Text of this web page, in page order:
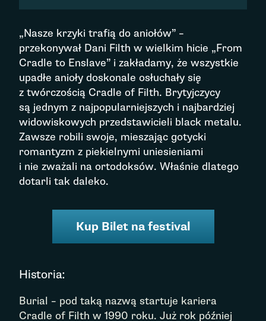
„Nasze krzyki trafią do aniołów” –
przekonywał Dani Filth w wielkim hicie „From
Cradle to Enslave” i zakładamy, że wszystkie
upadłe anioły doskonale osłuchały się
z twórczością Cradle of Filth. Brytyjczycy
są jednym z najpopularniejszych i najbardziej
widowiskowych przedstawicieli black metalu.
Zawsze robili swoje, mieszając gotycki
romantyzm z piekielnymi uniesieniami
i nie zważali na ortodoksów. Właśnie dlatego
dotarli tak daleko.
Kup Bilet na festival
Historia:
Burial – pod taką nazwą startuje kariera
Cradle of Filth w 1990 roku. Już rok później